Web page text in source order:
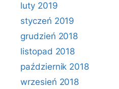
luty 2019
styczeń 2019
grudzień 2018
listopad 2018
październik 2018
wrzesień 2018